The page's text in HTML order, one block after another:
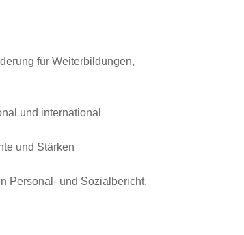
für Weiterbildungen,
und international
und Stärken
Personal- und Sozialbericht.